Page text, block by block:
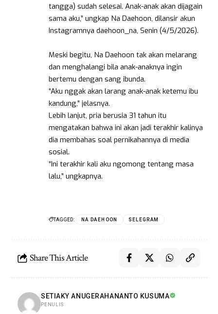
tangga) sudah selesai. Anak-anak akan dijagain
sama aku,” ungkap Na Daehoon, dilansir akun
Instagramnya daehoon_na, Senin (4/5/2026).
Meski begitu, Na Daehoon tak akan melarang
dan menghalangi bila anak-anaknya ingin
bertemu dengan sang ibunda.
“Aku nggak akan larang anak-anak ketemu ibu
kandung,” jelasnya.
Lebih lanjut, pria berusia 31 tahun itu
mengatakan bahwa ini akan jadi terakhir kalinya
dia membahas soal pernikahannya di media
sosial.
“Ini terakhir kali aku ngomong tentang masa
lalu,” ungkapnya.
TAGGED: NA DAEHOON SELEGRAM
Share This Article
SETIAKY ANUGERAHANANTO KUSUMA
PENULIS